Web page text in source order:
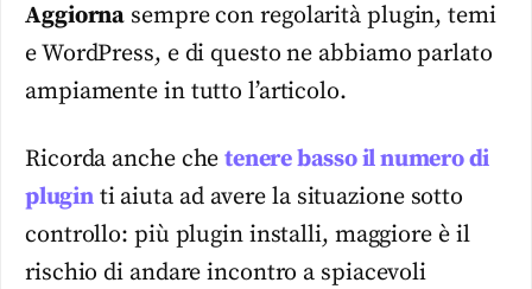
Aggiorna sempre con regolarità plugin, temi
e WordPress, e di questo ne abbiamo parlato
ampiamente in tutto l’articolo.
Ricorda anche chetenere basso il numero di
pluginti aiuta ad avere la situazione sotto
controllo: più plugin installi, maggiore è il
rischio di andare incontro a spiacevoli